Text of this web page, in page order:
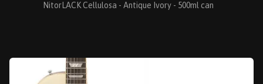
NitorLACK Cellulosa - Antique Ivory - 500ml can